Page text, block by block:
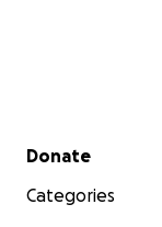
Secondary menu
Donate
Categories